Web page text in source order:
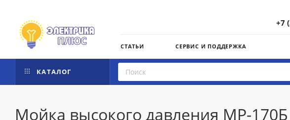
+7
СТАТЬИ СЕРВИС И ПОДДЕРЖКА
КАТАЛОГ
Мойка высокого давления МР-170Б